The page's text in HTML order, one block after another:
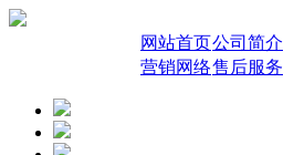
网站首页公司简介
营销网络售后服务